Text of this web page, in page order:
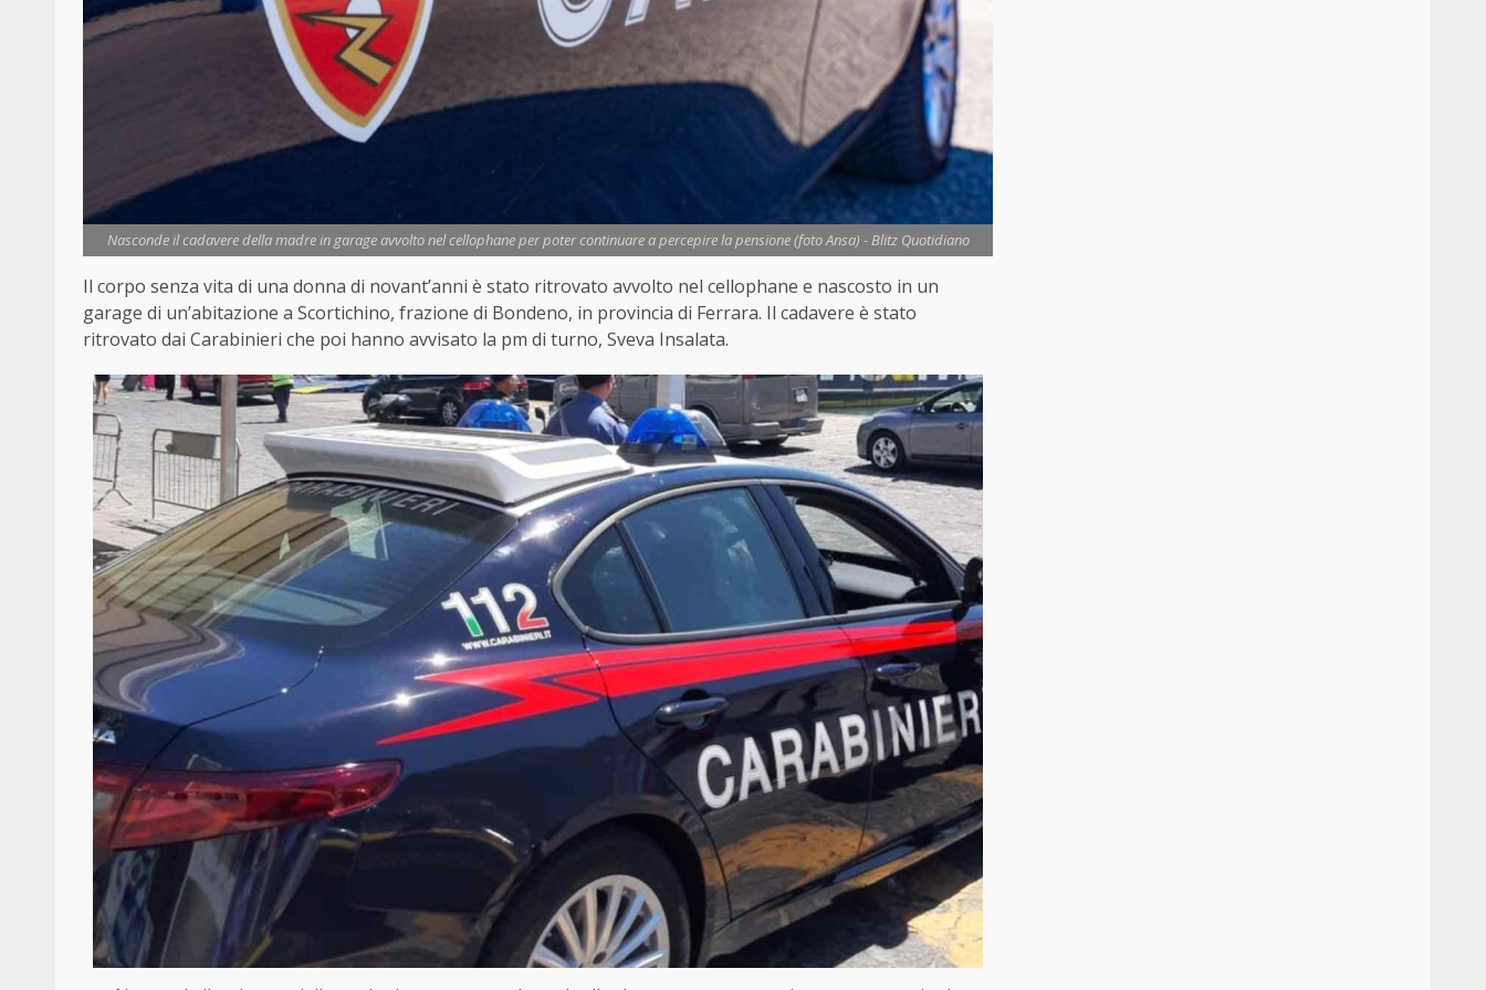
Nasconde il cadavere della madre in garage avvolto nel cellophane per poter continuare a percepire la pensione (foto Ansa) - Blitz Quotidiano
Il corpo senza vita di una donna di novant’anni è stato ritrovato avvolto nel cellophane e nascosto in un
garage di un’abitazione a Scortichino, frazione di Bondeno, in provincia di Ferrara. Il cadavere è stato
ritrovato dai Carabinieri che poi hanno avvisato la pm di turno, Sveva Insalata.